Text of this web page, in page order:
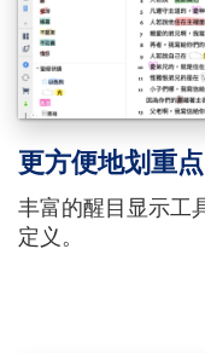
更方便地划重点
丰富的醒目显示工
定义。